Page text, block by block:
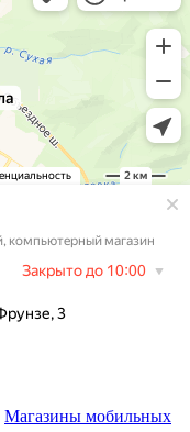
Магазины мобильных